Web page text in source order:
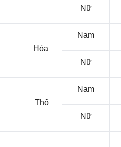
Nữ
Hỏa
Nam
Nữ
Thổ
Nam
Nữ